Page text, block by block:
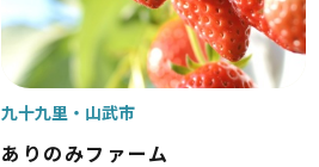
かずさ・臨海
木更津市
ありのみファーム
九十九里 山武市